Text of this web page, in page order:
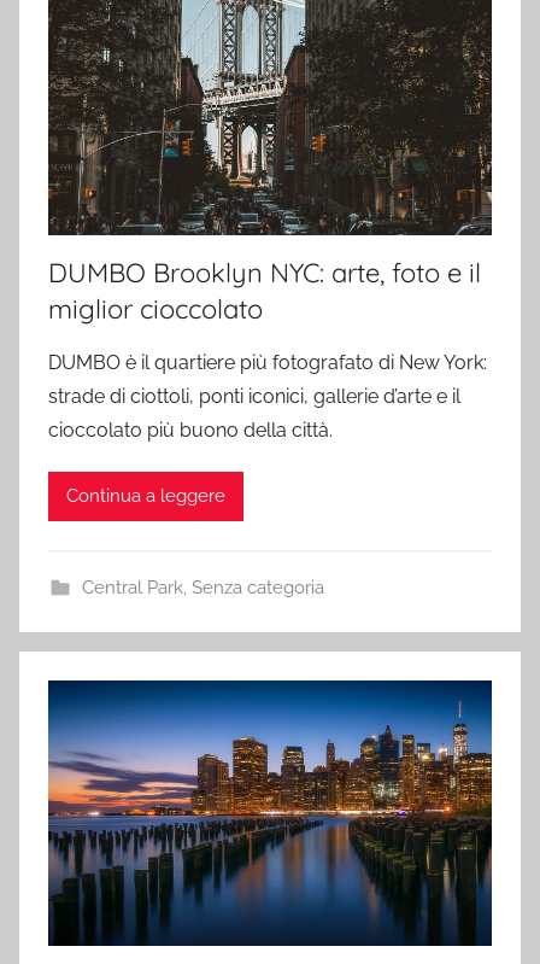
DUMBO Brooklyn NYC: arte, foto e il
miglior cioccolato
DUMBO è il quartiere più fotografato di New York:
strade di ciottoli, ponti iconici, gallerie d’arte e il
cioccolato più buono della città.
Continua a leggere
Central Park, Senza categoria